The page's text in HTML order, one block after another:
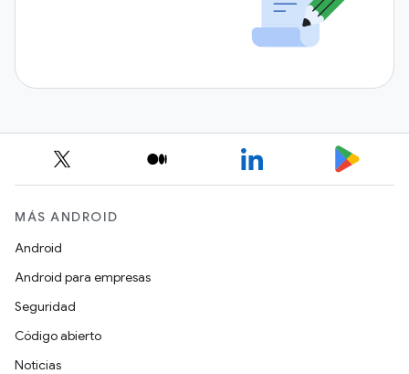
MÁS ANDROID
Android
Android para empresas
Seguridad
Código abierto
Noticias